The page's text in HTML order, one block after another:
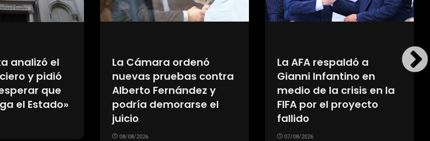
a
en
crisis en la
proyecto
Fecha oficial: El Pulga
Rodríguez tendrá su
partido homenaje en el
Monumental
07/08/2026
Se confirmó que Boca
jugará un tercer
partido en Huracán: la
explicación sobre la
“obra demorada por 30
años” en la Bombonera